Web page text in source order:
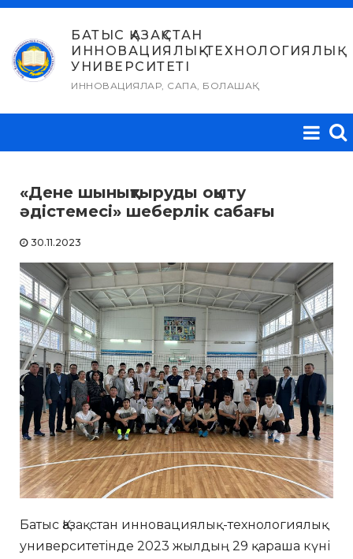
Skip
content
БАТЫС ҚАЗАҚСТАН
ИННОВАЦИЯЛЫҚ-ТЕХНОЛОГИЯЛЫҚ
УНИВЕРСИТЕТІ
ИННОВАЦИЯЛАР, САПА, БОЛАШАҚ
«Дене шынықтыруды оқыту
әдістемесі» шеберлік сабағы
30.11.2023
Батыс Қазақстан инновациялық-технологиялық
университетінде 2023 жылдың 29 қараша күні